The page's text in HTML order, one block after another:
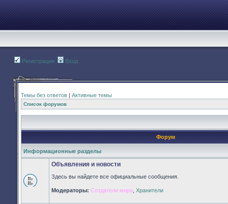
Регистрация Вход
Темы без ответов | Активные темы
Список форумов
Форум
Информационные разделы
Нет
непрочитанных
Объявления и новости
Здесь вы найдете все официальные сообщения.
Модераторы: Создатели мира Хранители